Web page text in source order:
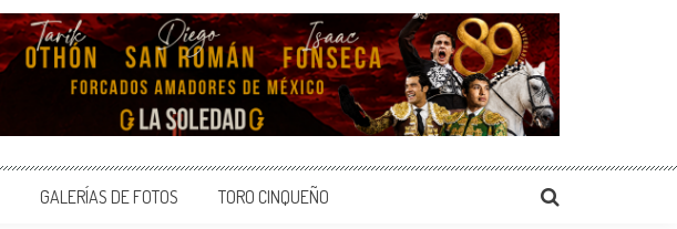
GALERÍAS DE FOTOS TORO CINQUEÑO